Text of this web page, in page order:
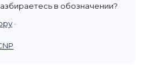
в обозначении?
·